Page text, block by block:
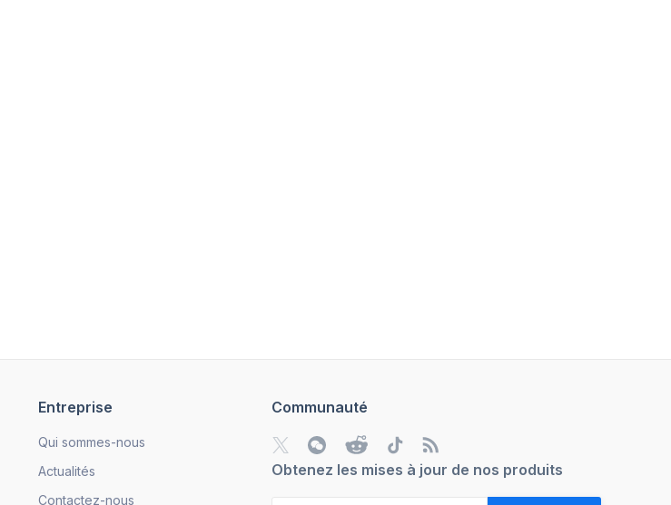
Entreprise
Qui sommes-nous
Actualités
Contactez-nous
Communauté
Obtenez les mises à jour de nos produits